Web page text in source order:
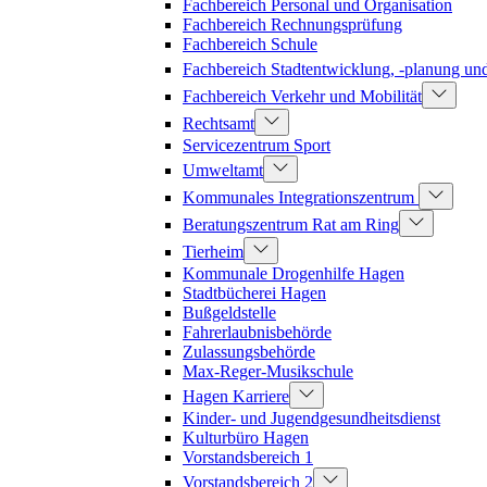
Fachbereich Personal und Organisation
Fachbereich Rechnungsprüfung
Fachbereich Schule
Fachbereich Stadtentwicklung, -planung
Fachbereich Verkehr und Mobilität
Rechtsamt
Servicezentrum Sport
Umweltamt
Kommunales Integrationszentrum
Beratungszentrum Rat am Ring
Tierheim
Kommunale Drogenhilfe Hagen
Stadtbücherei Hagen
Bußgeldstelle
Fahrerlaubnisbehörde
Zulassungsbehörde
Max-Reger-Musikschule
Hagen Karriere
Kinder- und Jugendgesundheitsdienst
Kulturbüro Hagen
Vorstandsbereich 1
Vorstandsbereich 2